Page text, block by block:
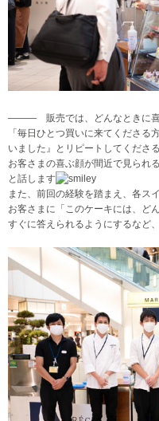
――― 販売では、どんなときに喜
「毎日ひとつ買いに来てくださる
いました』とリピートしてくださ
お客さまの喜ぶ顔が間近で見られ
と話します
また、前回の経験を踏まえ、各ス
お客さまに「このケーキには、ど
すぐに答えられるようにするなど